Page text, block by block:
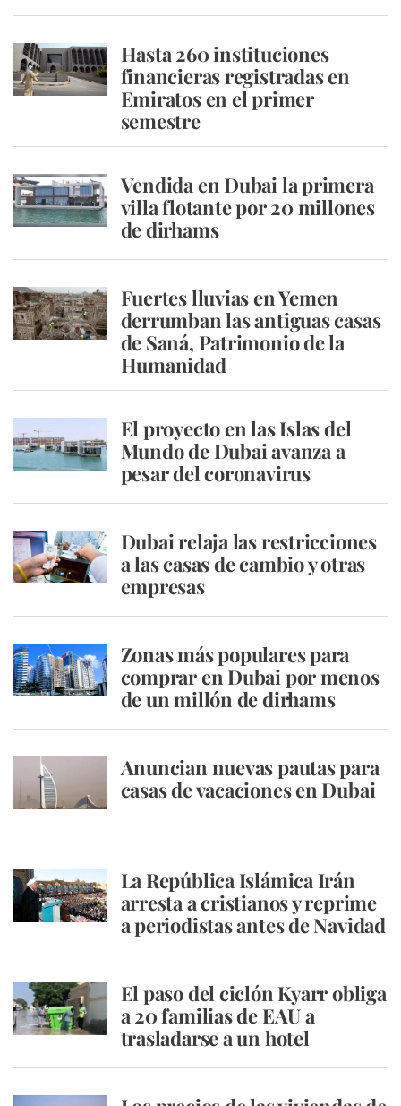
Hasta 260 instituciones
financieras registradas en
Emiratos en el primer
semestre
Vendida en Dubai la primera
villa flotante por 20 millones
de dirhams
Fuertes lluvias en Yemen
derrumban las antiguas casas
de Saná, Patrimonio de la
Humanidad
El proyecto en las Islas del
Mundo de Dubai avanza a
pesar del coronavirus
Dubai relaja las restricciones
a las casas de cambio y otras
empresas
Zonas más populares para
comprar en Dubai por menos
de un millón de dirhams
Anuncian nuevas pautas para
casas de vacaciones en Dubai
La República Islámica Irán
arresta a cristianos y reprime
a periodistas antes de Navidad
El paso del ciclón Kyarr obliga
a 20 familias de EAU a
trasladarse a un hotel